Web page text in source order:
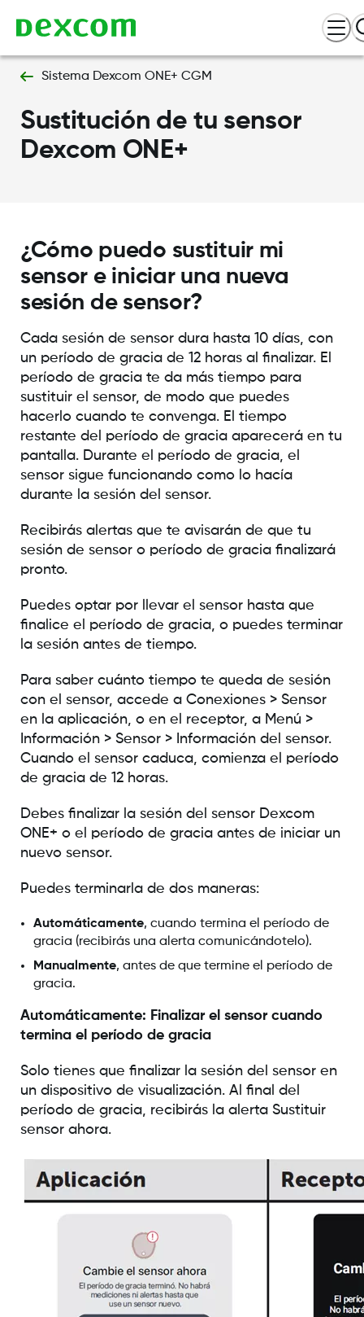
Sistema Dexcom ONE+ CGM
Sustitución de tu sensor
Dexcom ONE+
¿Cómo puedo sustituir mi
sensor e iniciar una nueva
sesión de sensor?
Cada sesión de sensor dura hasta 10 días, con
un período de gracia de 12 horas al finalizar. El
período de gracia te da más tiempo para
sustituir el sensor, de modo que puedes
hacerlo cuando te convenga. El tiempo
restante del período de gracia aparecerá en tu
pantalla. Durante el período de gracia, el
sensor sigue funcionando como lo hacía
durante la sesión del sensor.
Recibirás alertas que te avisarán de que tu
sesión de sensor o período de gracia finalizará
pronto.
Puedes optar por llevar el sensor hasta que
finalice el período de gracia, o puedes terminar
la sesión antes de tiempo.
Para saber cuánto tiempo te queda de sesión
con el sensor, accede a Conexiones > Sensor
en la aplicación, o en el receptor, a Menú >
Información > Sensor > Información del sensor.
Cuando el sensor caduca, comienza el período
de gracia de 12 horas.
Debes finalizar la sesión del sensor Dexcom
ONE+ o el período de gracia antes de iniciar un
nuevo sensor.
Puedes terminarla de dos maneras:
Automáticamente, cuando termina el período de
gracia (recibirás una alerta comunicándotelo).
Manualmente, antes de que termine el período de
gracia.
Automáticamente: Finalizar el sensor cuando
termina el período de gracia
Solo tienes que finalizar la sesión del sensor en
un dispositivo de visualización. Al final del
período de gracia, recibirás la alerta Sustituir
sensor ahora.